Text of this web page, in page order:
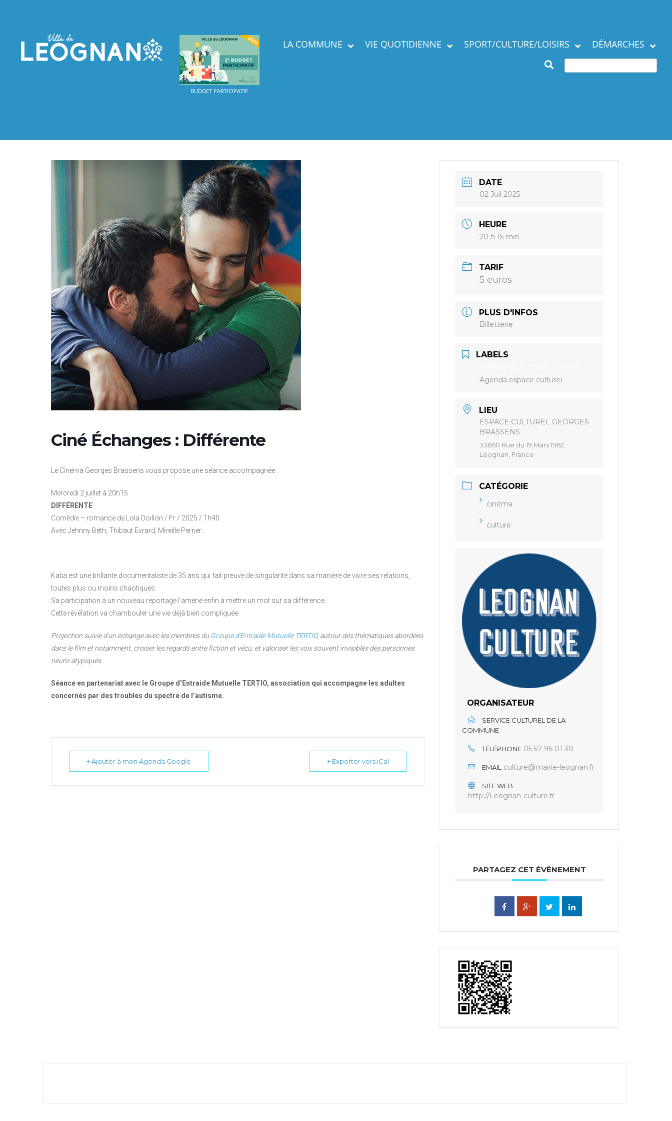
BUDGET PARTICIPATIF
LA COMMUNE VIE QUOTIDIENNE SPORT/CULTURE/LOISIRS
associations
DÉMARCHES
Ciné Échanges : Différente
Le Cinéma Georges Brassens vous propose une séance accompagnée :
Mercredi 2 juillet à 20h15
DIFFÉRENTE
Comédie – romance de Lola Doillon / Fr / 2025 / 1h40
Avec Jehnny Beth, Thibaut Evrard, Mireille Perrier…
Katia est une brillante documentaliste de 35 ans qui fait preuve de singularité dans sa manière de vivre ses relations,
toutes plus ou moins chaotiques.
Sa participation à un nouveau reportage l’amène enfin à mettre un mot sur sa différence.
Cette révélation va chambouler une vie déjà bien compliquée.
Projection suivie d’un échange avec les membres duGroupe d’Entraide Mutuelle TERTIO, autour des thématiques abordées
dans le film et notamment, croiser les regards entre fiction et vécu, et valoriser les voix souvent invisibles des personnes
neuro-atypiques.
Séance en partenariat avec le Groupe d’Entraide Mutuelle TERTIO, association qui accompagne les adultes
concernés par des troubles du spectre de l’autisme.
+ Ajouter à mon Agenda Google + Exporter vers iCal
DATE
02 Juil 2025
HEURE
20 h 15 min
TARIF
5 euros
PLUS D'INFOS
Billetterie
LABELS
Agenda espace culturel
LIEU
ESPACE CULTUREL GEORGES
BRASSENS
33850 Rue du 19 Mars 1962,
Léognan, France
CATÉGORIE
cinéma
culture
ORGANISATEUR
SERVICE CULTUREL DE LA
COMMUNE
TÉLÉPHONE 05 57 96 01 30
EMAIL culture@mairie-leognan.fr
SITE WEB
http://Leognan-culture.fr
PARTAGEZ CET ÉVÉNEMENT